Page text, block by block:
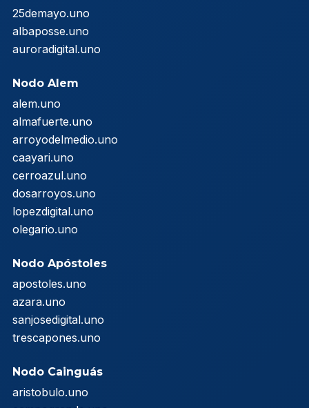
25demayo.uno
albaposse.uno
auroradigital.uno
Nodo Alem
alem.uno
almafuerte.uno
arroyodelmedio.uno
caayari.uno
cerroazul.uno
dosarroyos.uno
lopezdigital.uno
olegario.uno
Nodo Apóstoles
apostoles.uno
azara.uno
sanjosedigital.uno
trescapones.uno
Nodo Cainguás
aristobulo.uno